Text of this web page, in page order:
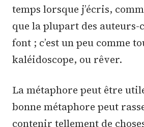
temps lorsque j’écris,
que la plupart des auteurs-
font ; c’est un peu comme
kaléidoscope, ou rêver.
La métaphore peut être
bonne métaphore peut
contenir tellement de